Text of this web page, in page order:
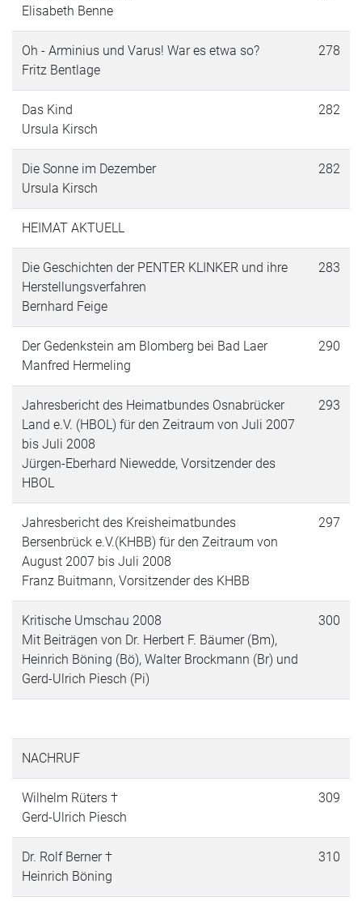
Elisabeth Benne
Oh - Arminius und Varus! War es etwa so?
Fritz Bentlage
278
Das Kind
Ursula Kirsch
282
Die Sonne im Dezember
Ursula Kirsch
282
HEIMAT AKTUELL
Die Geschichten der PENTER KLINKER und ihre
Herstellungsverfahren
Bernhard Feige
283
Der Gedenkstein am Blomberg bei Bad Laer
Manfred Hermeling
290
Jahresbericht des Heimatbundes Osnabrücker
Land e.V. (HBOL) für den Zeitraum von Juli 2007
bis Juli 2008
Jürgen-Eberhard Niewedde, Vorsitzender des
HBOL
293
Jahresbericht des Kreisheimatbundes
Bersenbrück e.V.(KHBB) für den Zeitraum von
August 2007 bis Juli 2008
Franz Buitmann, Vorsitzender des KHBB
297
Kritische Umschau 2008
Mit Beiträgen von Dr. Herbert F. Bäumer (Bm),
Heinrich Böning (Bö), Walter Brockmann (Br) und
Gerd-Ulrich Piesch (Pi)
300
NACHRUF
Wilhelm Rüters †
Gerd-Ulrich Piesch
309
Dr. Rolf Berner †
Heinrich Böning
310